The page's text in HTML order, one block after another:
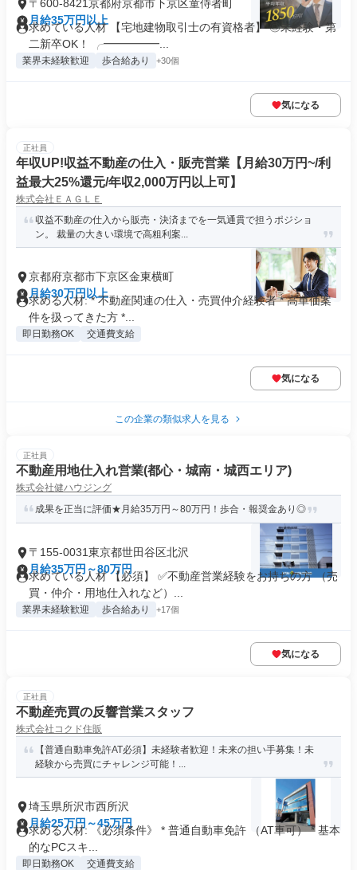
〒600-8421京都府京都市下京区童侍者町
月給35万円以上
求めている人材 【宅地建物取引士の有資格者】 ◎未経験・第
二新卒OK！ ╭━━━━━...
業界未経験歓迎 歩合給あり +30個
気になる
正社員
年収UP!収益不動産の仕入・販売営業【月給30万円~/利
益最大25%還元/年収2,000万円以上可】
株式会社ＥＡＧＬＥ
収益不動産の仕入から販売・決済までを一気通貫で担うポジショ
ン。 裁量の大きい環境で高粗利案...
京都府京都市下京区金東横町
月給30万円以上
求める人材: * 不動産関連の仕入・売買仲介経験者 * 高単価案
件を扱ってきた方 *...
即日勤務OK 交通費支給
気になる
この企業の類似求人を見る
正社員
不動産用地仕入れ営業(都心・城南・城西エリア)
株式会社健ハウジング
成果を正当に評価★月給35万円～80万円！歩合・報奨金あり◎
〒155-0031東京都世田谷区北沢
月給35万円～80万円
求めている人材 【必須】 ✅不動産営業経験をお持ちの方 （売
買・仲介・用地仕入れなど）...
業界未経験歓迎 歩合給あり +17個
気になる
正社員
不動産売買の反響営業スタッフ
株式会社コクド住販
【普通自動車免許AT必須】未経験者歓迎！未来の担い手募集！未
経験から売買にチャレンジ可能！...
埼玉県所沢市西所沢
月給25万円～45万円
求める人材: 《必須条件》 * 普通自動車免許 （AT車可） * 基本
的なPCスキ...
即日勤務OK 交通費支給